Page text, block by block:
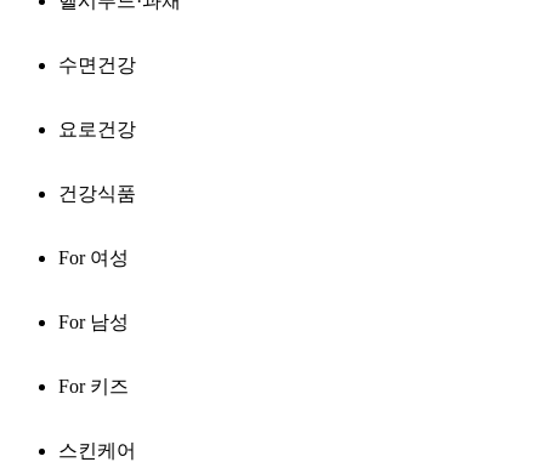
수면건강
요로건강
건강식품
For 여성
For 남성
For 키즈
스킨케어